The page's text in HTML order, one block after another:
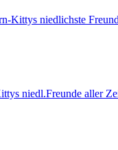
Kittys niedlichste
niedl.Freunde aller